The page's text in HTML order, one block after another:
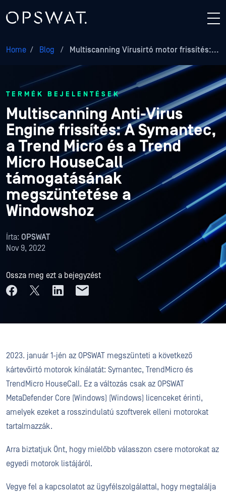
Home / Blog / Multiscanning Vírusirtó motor frissítés:...
TERMÉK BEJELENTÉSEK
Multiscanning Anti-Virus
Engine frissítés: A Symantec,
a Trend Micro és a Trend
Micro HouseCall
támogatásának
megszüntetése a
Windowshoz
Írta: OPSWAT
Nov 9, 2022
Ossza meg ezt a bejegyzést
2023. január 1-jén az OPSWAT megszünteti a következő
kártevőirtó motorok kínálatát: Symantec, TrendMicro és
TrendMicro HouseCall. Ez a változás csak az OPSWAT
MetaDefender Core (Windows) (Windows) licenceket érinti,
amelyek ezeket a rosszindulatú szoftverek elleni motorokat
tartalmazzák.
Arra biztatjuk Önt, hogy mielőbb válasszon csere motorokat az
egyedi motorok listájáról.
Vegye fel a kapcsolatot az ügyfélszolgálattal, hogy megtalálja